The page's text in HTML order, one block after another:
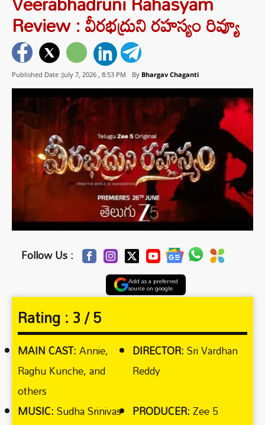
Review : వీరభద్రుని రహస్యం రివ్యూ
Published Date :July 7, 2026 , 8:53 PM By Bhargav Chaganti
Follow Us :
Add as a preferred
source on google
Rating :3 / 5
MAIN CAST:Annie,
Raghu Kunche, and
others
DIRECTOR:Sri Vardhan
Reddy
MUSIC:Sudha Srinivas PRODUCER:Zee 5